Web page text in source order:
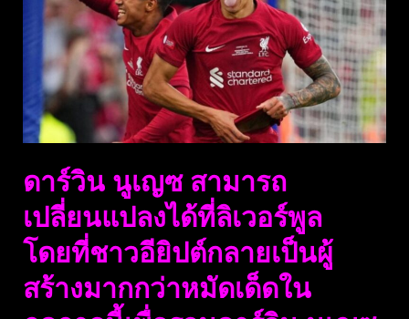
ดาร์วิน นูเญซ สามารถ
เปลี่ยนแปลงได้ที่ลิเวอร์พูล
โดยที่ชาวอียิปต์กลายเป็นผู้
สร้างมากกว่าหมัดเด็ดใน